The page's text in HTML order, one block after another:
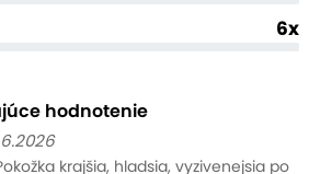
6x
hodnotenie
krajšia, hladsia, vyzivenejsia po